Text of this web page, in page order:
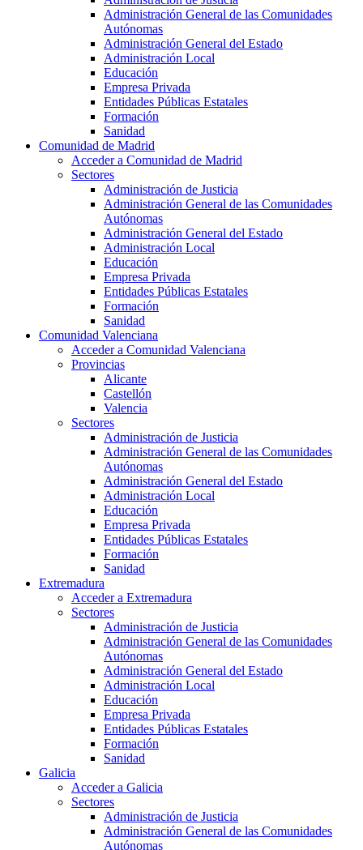
Administración General de las Comunidades
Autónomas
Administración General del Estado
Administración Local
Educación
Empresa Privada
Entidades Públicas Estatales
Formación
Sanidad
Comunidad de Madrid
Acceder a Comunidad de Madrid
Sectores
Administración de Justicia
Administración General de las Comunidades
Autónomas
Administración General del Estado
Administración Local
Educación
Empresa Privada
Entidades Públicas Estatales
Formación
Sanidad
Comunidad Valenciana
Acceder a Comunidad Valenciana
Provincias
Alicante
Castellón
Valencia
Sectores
Administración de Justicia
Administración General de las Comunidades
Autónomas
Administración General del Estado
Administración Local
Educación
Empresa Privada
Entidades Públicas Estatales
Formación
Sanidad
Extremadura
Acceder a Extremadura
Sectores
Administración de Justicia
Administración General de las Comunidades
Autónomas
Administración General del Estado
Administración Local
Educación
Empresa Privada
Entidades Públicas Estatales
Formación
Sanidad
Galicia
Acceder a Galicia
Sectores
Administración de Justicia
Administración General de las Comunidades
Autónomas